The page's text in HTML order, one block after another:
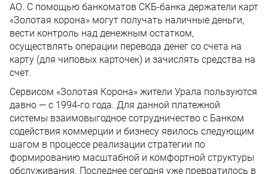
АО. С помощью банкоматов СКБ-банка держатели карт
«Золотая корона» могут получать наличные деньги,
вести контроль над денежным остатком,
осуществлять операции перевода денег со счета на
карту (для чиповых карточек) и зачислять средства на
счет.
Сервисом «Золотая Корона» жители Урала пользуются
давно — с 1994-го года. Для данной платежной
системы взаимовыгодное сотрудничество с Банком
содействия коммерции и бизнесу явилось следующим
шагом в процессе реализации стратегии по
формированию масштабной и комфортной структуры
обслуживания. Последнее сегодня уже превратилось в